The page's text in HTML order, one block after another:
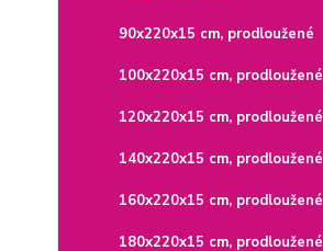
90x220x15 cm, prodloužené
100x220x15 cm, prodloužené
120x220x15 cm, prodloužené
140x220x15 cm, prodloužené
160x220x15 cm, prodloužené
180x220x15 cm, prodloužené